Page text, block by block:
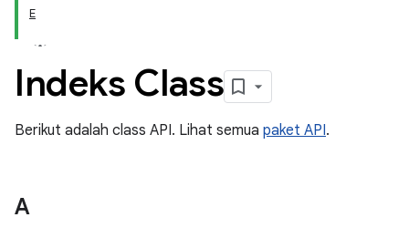
E
Indeks Class
Berikut adalah class API. Lihat semua paket API.
A